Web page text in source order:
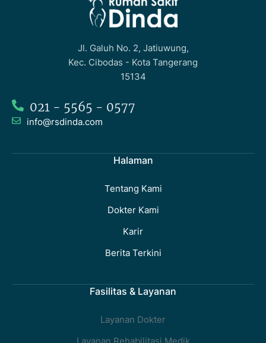
Jl. Galuh No. 2, Jatiuwung,
Kec. Cibodas - Kota Tangerang
15134
021 - 5565 - 0577
info@rsdinda.com
Halaman
Tentang Kami
Dokter Kami
Karir
Berita Terkini
Fasilitas & Layanan
Layanan Dokter